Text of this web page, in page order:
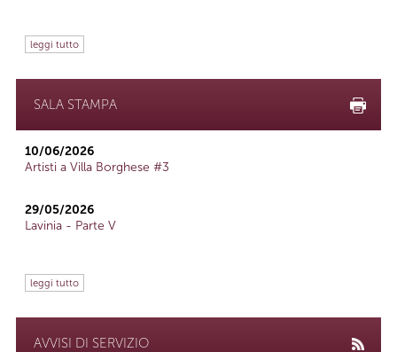
leggi tutto
SALA STAMPA
10/06/2026
Artisti a Villa Borghese #3
29/05/2026
Lavinia - Parte V
leggi tutto
AVVISI DI SERVIZIO